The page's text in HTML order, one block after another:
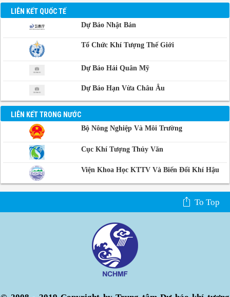
Manila, Philippin
Phnom-Penh,
Campuchia
LIÊN KẾT QUỐC TẾ
Dự Báo Nhật Bản
Tổ Chức Khí Tượng Thế Giới
Dự Báo Hải Quân Mỹ
Dự Báo Hạn Vừa Châu Âu
LIÊN KẾT TRONG NƯỚC
Bộ Nông Nghiệp Và Môi Trường
Cục Khí Tượng Thủy Văn
Viện Khoa Học KTTV Và Biến Đổi Khí Hậu
To Top